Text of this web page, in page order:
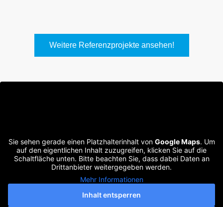
Weitere Referenzprojekte ansehen!
Sie sehen gerade einen Platzhalterinhalt von Google Maps. Um
auf den eigentlichen Inhalt zuzugreifen, klicken Sie auf die
Schaltfläche unten. Bitte beachten Sie, dass dabei Daten an
Drittanbieter weitergegeben werden.
Mehr Informationen
Inhalt entsperren